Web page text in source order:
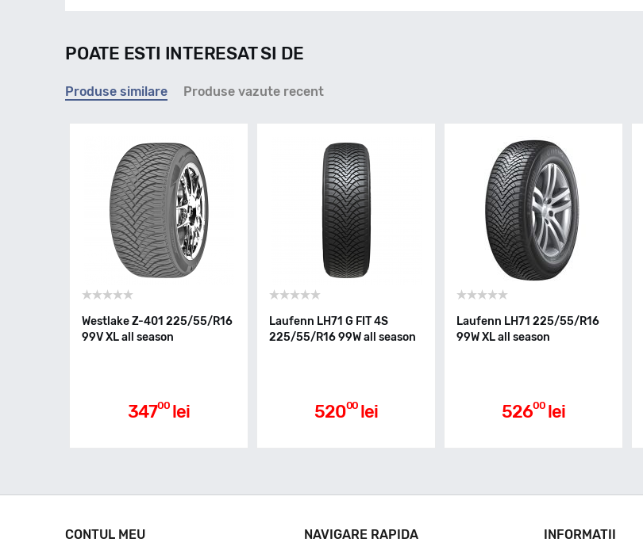
POATE ESTI INTERESAT SI DE
Produse similare Produse vazute recent
Westlake Z-401 225/55/R16
99V XL all season
34700 lei
Laufenn LH71 G FIT 4S
225/55/R16 99W all season
52000 lei
Laufenn LH71 225/55/R16
99W XL all season
52600 lei
CONTUL MEU NAVIGARE RAPIDA INFORMATII